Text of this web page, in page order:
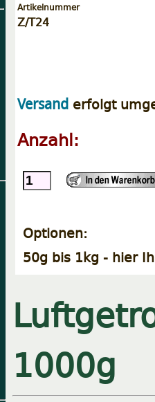
Artikelnummer
Z/T24
Versand erfolgt
Anzahl:
Optionen:
50g bis 1kg - hier
1000g